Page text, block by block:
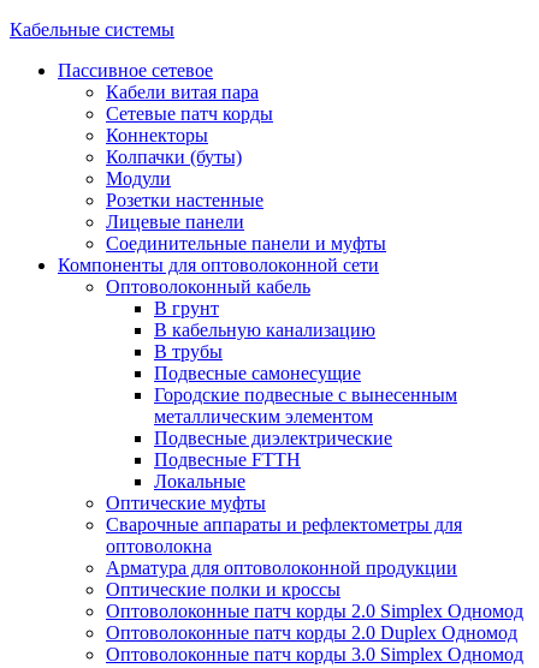
Кабельные системы
Пассивное сетевое
Кабели витая пара
Сетевые патч корды
Коннекторы
Колпачки (буты)
Модули
Розетки настенные
Лицевые панели
Соединительные панели и муфты
Компоненты для оптоволоконной сети
Оптоволоконный кабель
В грунт
В кабельную канализацию
В трубы
Подвесные самонесущие
Городские подвесные с вынесенным
металлическим элементом
Подвесные диэлектрические
Подвесные FTTH
Локальные
Оптические муфты
Сварочные аппараты и рефлектометры для
оптоволокна
Арматура для оптоволоконной продукции
Оптические полки и кроссы
Оптоволоконные патч корды 2.0 Simplex Одномод
Оптоволоконные патч корды 2.0 Duplex Одномод
Оптоволоконные патч корды 3.0 Simplex Одномод